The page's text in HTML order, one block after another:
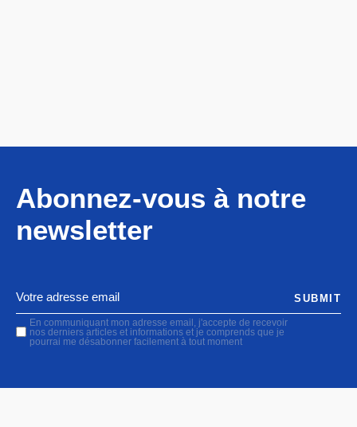
Abonnez-vous à notre
newsletter
En communiquant mon adresse email, j'accepte de recevoir
nos derniers articles et informations et je comprends que je
pourrai me désabonner facilement à tout moment
SUBMIT